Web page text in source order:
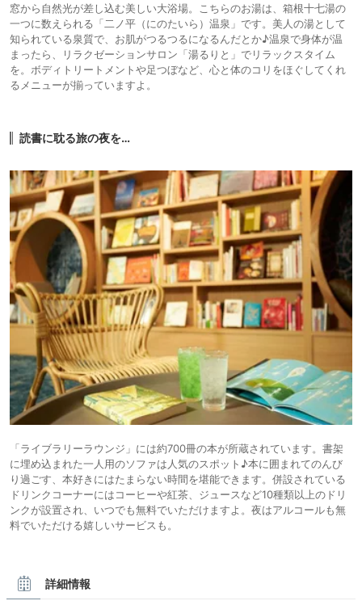
窓から自然光が差し込む美しい大浴場。こちらのお湯は、箱根十七湯の
一つに数えられる「二ノ平（にのたいら）温泉」です。美人の湯として
知られている泉質で、お肌がつるつるになるんだとか♪温泉で身体が温
まったら、リラクゼーションサロン「湯るりと」でリラックスタイム
を。ボディトリートメントや足つぼなど、心と体のコリをほぐしてくれ
るメニューが揃っていますよ。
読書に耽る旅の夜を…
「ライブラリーラウンジ」には約700冊の本が所蔵されています。書架
に埋め込まれた一人用のソファは人気のスポット♪本に囲まれてのんび
り過ごす、本好きにはたまらない時間を堪能できます。併設されている
ドリンクコーナーにはコーヒーや紅茶、ジュースなど10種類以上のドリ
ンクが設置され、いつでも無料でいただけますよ。夜はアルコールも無
料でいただける嬉しいサービスも。
詳細情報